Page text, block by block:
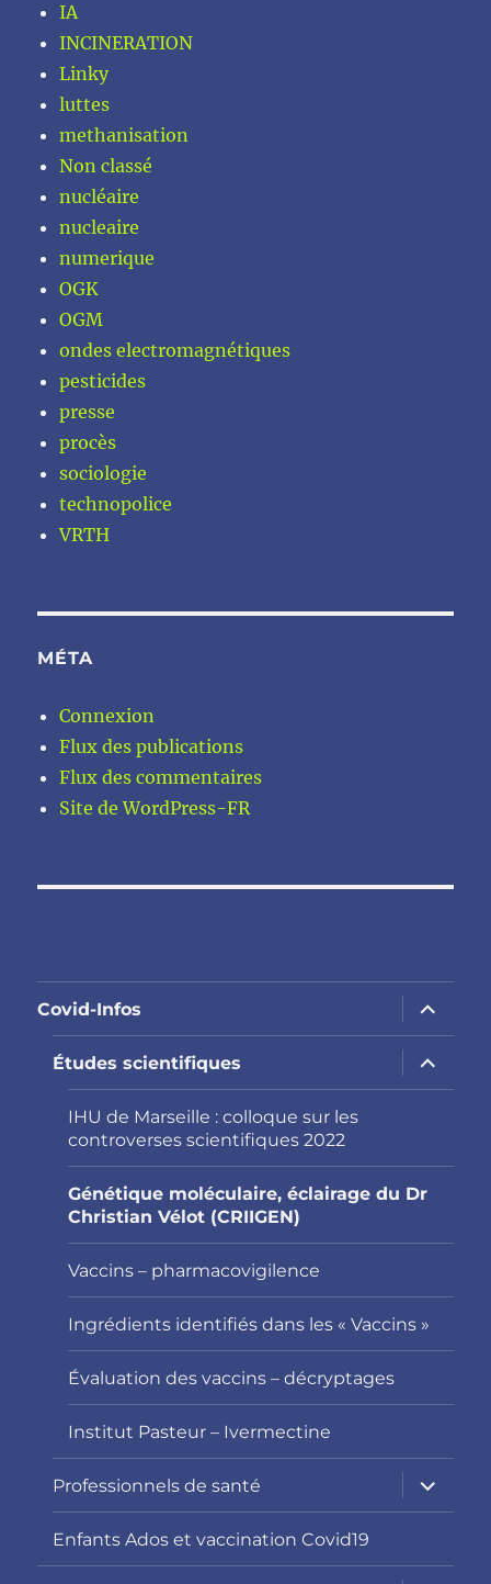
IA
INCINERATION
Linky
luttes
methanisation
Non classé
nucléaire
nucleaire
numerique
OGK
OGM
ondes electromagnétiques
pesticides
presse
procès
sociologie
technopolice
VRTH
MÉTA
Connexion
Flux des publications
Flux des commentaires
Site de WordPress-FR
Covid-Infos
ouvrir
le
sous-
menu
Études scientifiques
ouvrir
le
sous-
IHU de Marseille : colloque sur les
controverses scientifiques 2022
Génétique moléculaire, éclairage du Dr
Christian Vélot (CRIIGEN)
Vaccins – pharmacovigilence
Ingrédients identifiés dans les « Vaccins »
Évaluation des vaccins – décryptages
Institut Pasteur – Ivermectine
Professionnels de santé
ouvrir
le
sous-
Enfants Ados et vaccination Covid19